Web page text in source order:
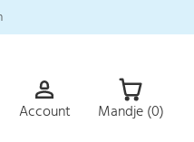
Account Mandje (0)